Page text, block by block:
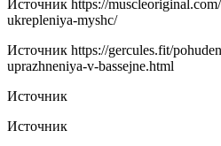
Источник https://
ukrepleniya-myshc/
Источник https://gercules.fit/
uprazhneniya-v-bassejne.html
Источник
Источник